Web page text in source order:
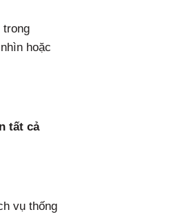
trong
hoặc
tất cả
vụ thống